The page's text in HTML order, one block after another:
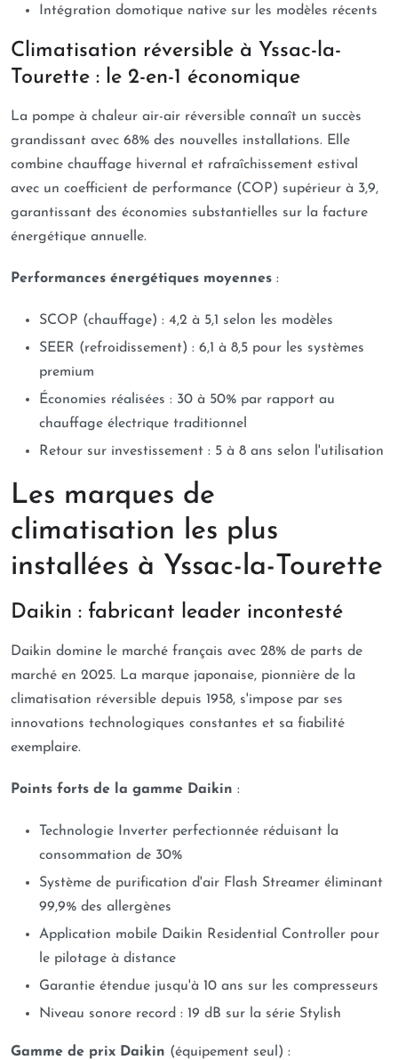
Intégration domotique native sur les modèles récents
Climatisation réversible à Yssac-la-
Tourette : le 2-en-1 économique
La pompe à chaleur air-air réversible connaît un succès
grandissant avec 68% des nouvelles installations. Elle
combine chauffage hivernal et rafraîchissement estival
avec un coefficient de performance (COP) supérieur à 3,9,
garantissant des économies substantielles sur la facture
énergétique annuelle.
Performances énergétiques moyennes :
SCOP (chauffage) : 4,2 à 5,1 selon les modèles
SEER (refroidissement) : 6,1 à 8,5 pour les systèmes
premium
Économies réalisées : 30 à 50% par rapport au
chauffage électrique traditionnel
Retour sur investissement : 5 à 8 ans selon l'utilisation
Les marques de
climatisation les plus
installées à Yssac-la-Tourette
Daikin : fabricant leader incontesté
Daikin domine le marché français avec 28% de parts de
marché en 2025. La marque japonaise, pionnière de la
climatisation réversible depuis 1958, s'impose par ses
innovations technologiques constantes et sa fiabilité
exemplaire.
Points forts de la gamme Daikin :
Technologie Inverter perfectionnée réduisant la
consommation de 30%
Système de purification d'air Flash Streamer éliminant
99,9% des allergènes
Application mobile Daikin Residential Controller pour
le pilotage à distance
Garantie étendue jusqu'à 10 ans sur les compresseurs
Niveau sonore record : 19 dB sur la série Stylish
Gamme de prix Daikin (équipement seul) :